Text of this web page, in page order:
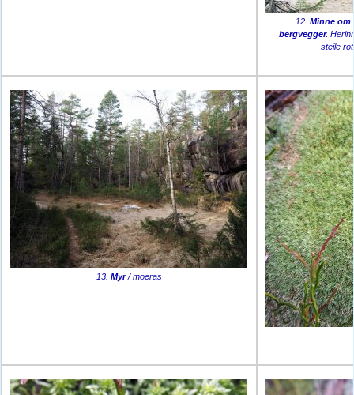
12. Minne om
bergvegger.
steile
13. Myr/ moeras